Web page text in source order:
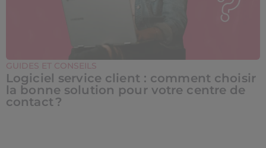
GUIDES ET CONSEILS
Logiciel service client : comment choisir
la bonne solution pour votre centre de
contact ?